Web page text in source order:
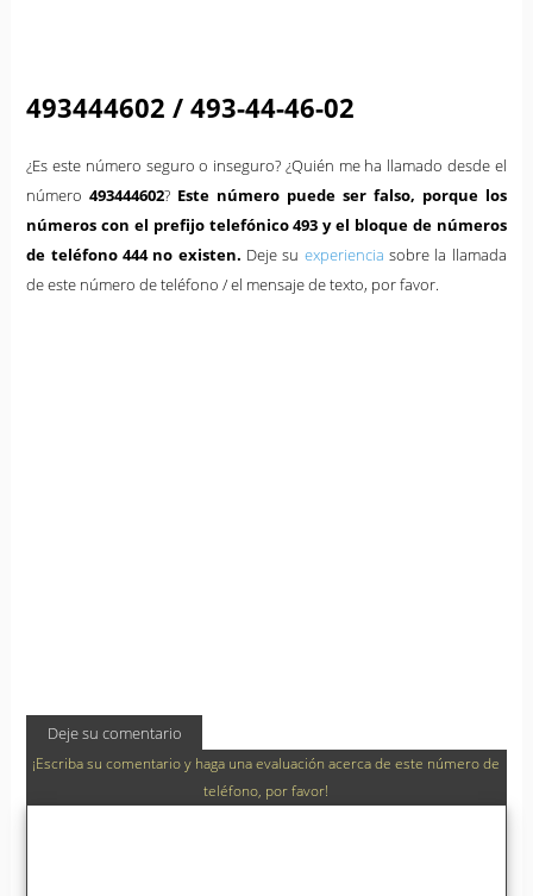
493444602 / 493-44-46-02
¿Es este número seguro o inseguro? ¿Quién me ha llamado desde el
número493444602? Este número puede ser falso, porque los
números con el prefijo telefónico 493 y el bloque de números
de teléfono 444 no existen. Deje su experiencia sobre la llamada
de este número de teléfono / el mensaje de texto, por favor.
Deje su comentario
¡Escriba su comentario y haga una evaluación acerca de este número de
teléfono, por favor!